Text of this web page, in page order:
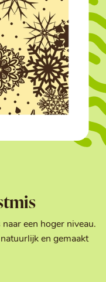
een hoger niveau.
en gemaakt